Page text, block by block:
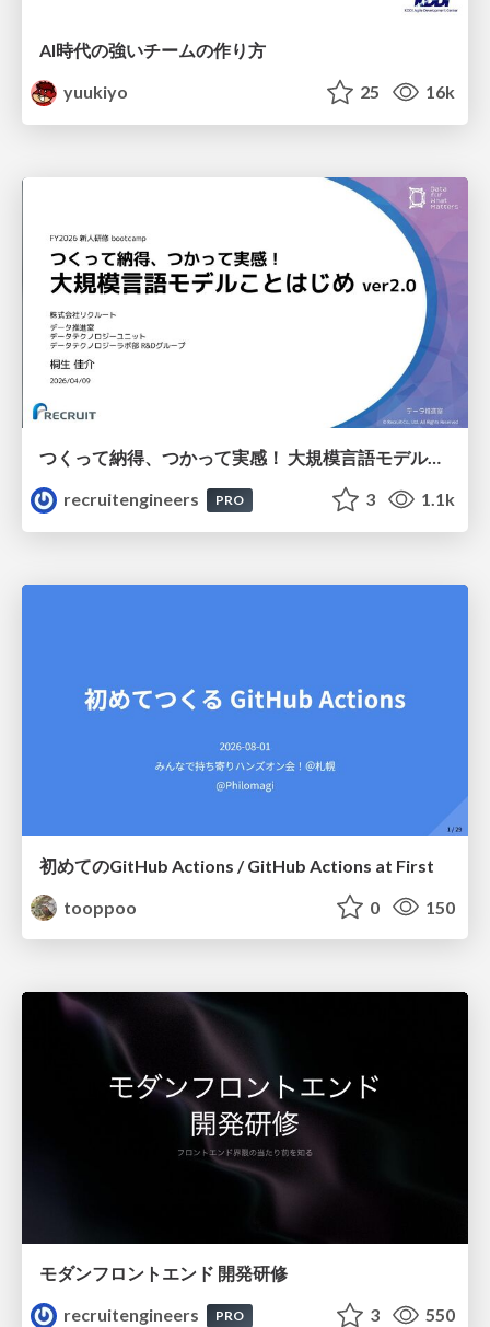
AI時代の強いチームの作り方
yuukiyo
25 16k
つくって納得、つかって実感！ 大規模言語モデルことはじめ ver2.0
recruitengineers
PRO 3 1.1k
初めてのGitHub Actions / GitHub Actions at First
tooppoo
0 150
モダンフロントエンド 開発研修
recruitengineers
PRO 3 550